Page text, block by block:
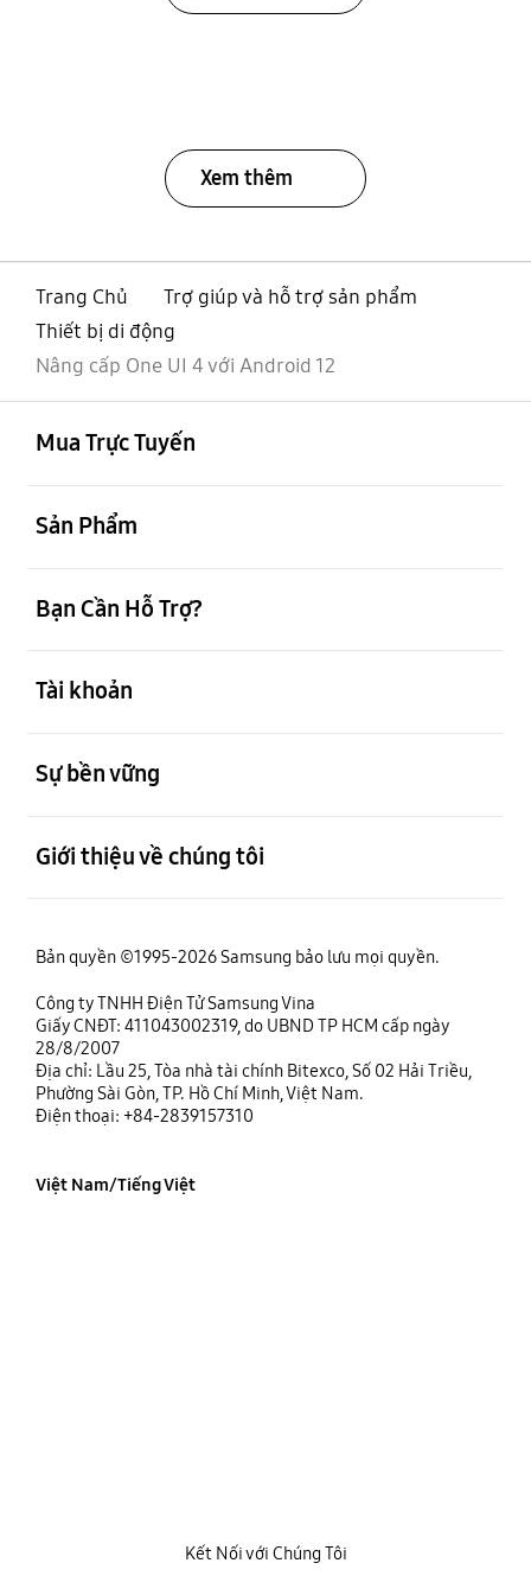
Xem thêm
Trang Chủ
Trợ giúp và hỗ trợ sản phẩm
Thiết bị di động
Nâng cấp One UI 4 với Android 12
Mua Trực Tuyến
Sản Phẩm
Bạn Cần Hỗ Trợ?
Tài khoản
Sự bền vững
Giới thiệu về chúng tôi
Bản quyền ©1995-2026 Samsung bảo lưu mọi quyền.
Công ty TNHH Điện Tử Samsung Vina
Giấy CNĐT: 411043002319, do UBND TP HCM cấp ngày
28/8/2007
Địa chỉ: Lầu 25, Tòa nhà tài chính Bitexco, Số 02 Hải Triều,
Phường Sài Gòn, TP. Hồ Chí Minh, Việt Nam.
Điện thoại: +84-2839157310
Việt Nam/Tiếng Việt
Kết Nối với Chúng Tôi